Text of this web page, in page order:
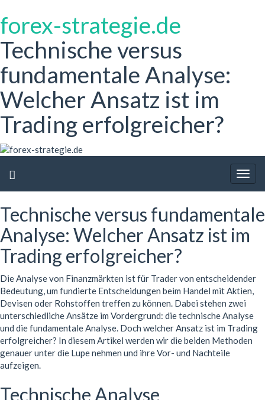
forex-strategie.de
Technische versus
fundamentale Analyse:
Welcher Ansatz ist im
Trading erfolgreicher?
Technische versus fundamentale
Analyse: Welcher Ansatz ist im
Trading erfolgreicher?
Die Analyse von Finanzmärkten ist für Trader von entscheidender
Bedeutung, um fundierte Entscheidungen beim Handel mit Aktien,
Devisen oder Rohstoffen treffen zu können. Dabei stehen zwei
unterschiedliche Ansätze im Vordergrund: die technische Analyse
und die fundamentale Analyse. Doch welcher Ansatz ist im Trading
erfolgreicher? In diesem Artikel werden wir die beiden Methoden
genauer unter die Lupe nehmen und ihre Vor- und Nachteile
aufzeigen.
Technische Analyse